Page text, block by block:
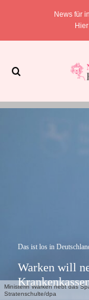
News für
Ministerin Warken hebt das
Stratenschulte/dpa
Das ist los in
Warken will